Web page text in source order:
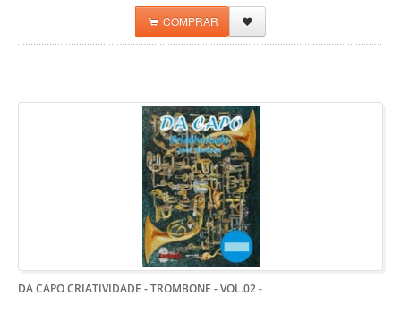
COMPRAR
DA CAPO CRIATIVIDADE - TROMBONE - VOL.02-